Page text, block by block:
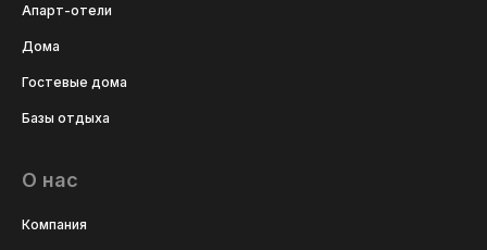
Апарт-отели
Дома
Гостевые дома
Базы отдыха
О нас
Компания